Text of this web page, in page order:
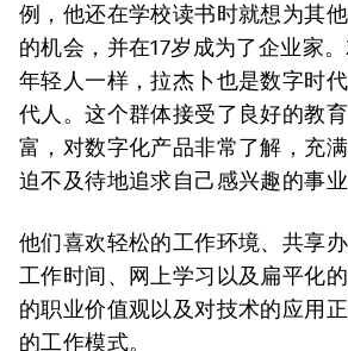
例，他还在学校读书时就想为其
的机会，并在17岁成为了企业家
年轻人一样，拉杰卜也是数字时
代人。这个群体接受了良好的教
富，对数字化产品非常了解，充
迫不及待地追求自己感兴趣的事业
他们喜欢轻松的工作环境、共享
工作时间、网上学习以及扁平化
的职业价值观以及对技术的应用
的工作模式。